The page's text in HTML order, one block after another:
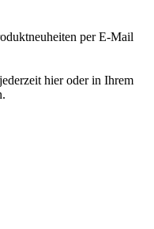
per E-Mail
hier oder in Ihrem